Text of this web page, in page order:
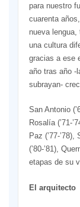
para nuestro
cuarenta
nueva
una cultura
gracias a ese
año tras año -
subrayan-
San Antonio
Rosalía (’71-
Paz (’77-
(’80-’81),
etapas de su
El arquitecto